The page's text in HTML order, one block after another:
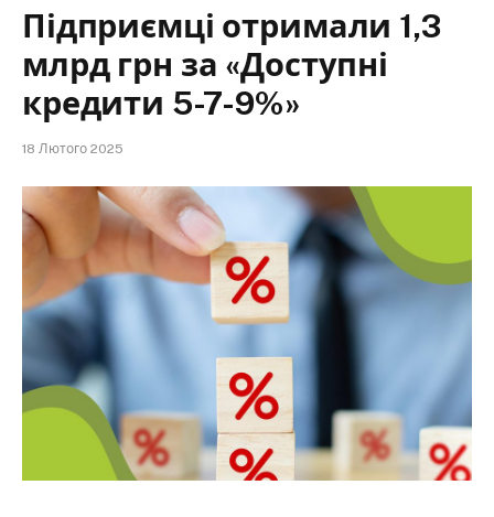
Підприємці отримали 1,3
млрд грн за «Доступні
кредити 5-7-9%»
18 Лютого 2025